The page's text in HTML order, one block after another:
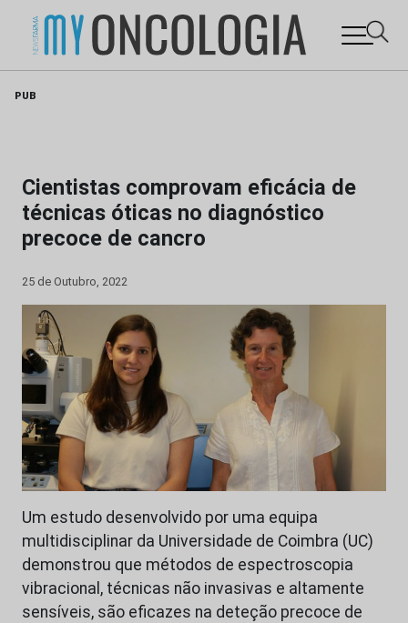
PUB
Cientistas comprovam eficácia de
técnicas óticas no diagnóstico
precoce de cancro
25 de Outubro, 2022
Um estudo desenvolvido por uma equipa
multidisciplinar da Universidade de Coimbra (UC)
demonstrou que métodos de espectroscopia
vibracional, técnicas não invasivas e altamente
sensíveis, são eficazes na deteção precoce de